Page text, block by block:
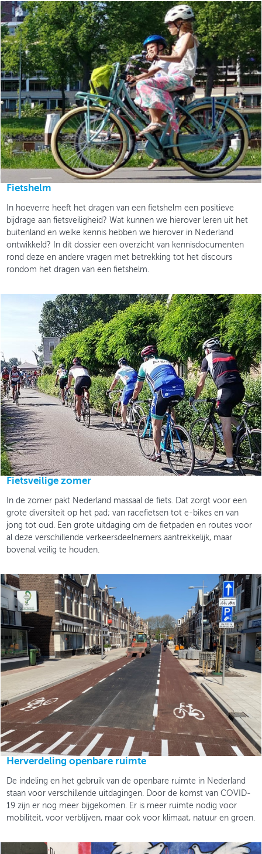
Fietshelm
In hoeverre heeft het dragen van een fietshelm een positieve
bijdrage aan fietsveiligheid? Wat kunnen we hierover leren uit het
buitenland en welke kennis hebben we hierover in Nederland
ontwikkeld? In dit dossier een overzicht van kennisdocumenten
rond deze en andere vragen met betrekking tot het discours
rondom het dragen van een fietshelm.
Fietsveilige zomer
In de zomer pakt Nederland massaal de fiets. Dat zorgt voor een
grote diversiteit op het pad; van racefietsen tot e-bikes en van
jong tot oud. Een grote uitdaging om de fietpaden en routes voor
al deze verschillende verkeersdeelnemers aantrekkelijk, maar
bovenal veilig te houden.
Herverdeling openbare ruimte
De indeling en het gebruik van de openbare ruimte in Nederland
staan voor verschillende uitdagingen. Door de komst van COVID-
19 zijn er nog meer bijgekomen. Er is meer ruimte nodig voor
mobiliteit, voor verblijven, maar ook voor klimaat, natuur en groen.